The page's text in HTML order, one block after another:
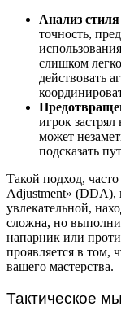
Анализ
точность,
слишком
действовать
игрок
может
подсказать
Такой подход,
Adjustment» (DDA),
увлекательной,
сложна, но
напарник или
проявляется в том,
вашего мастерства.
Тактическое